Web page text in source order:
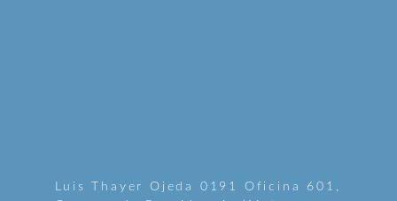
Luis Thayer Ojeda 0191 Oficina 601,